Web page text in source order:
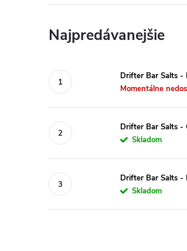
Najpredávanejšie
Drifter Bar Salts -
Momentálne
Drifter Bar Salts -
Skladom
Drifter Bar Salts -
Skladom